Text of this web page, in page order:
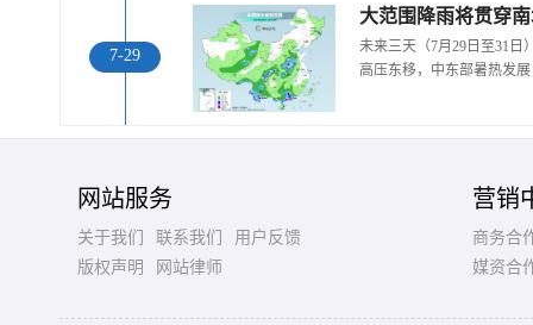
7-29
大范围降雨将贯穿
未来三天（7月29日至31日
高压东移，中东部暑热发
网站服务
关于我们 联系我们
用户反馈
版权声明
网站律师
营销
商务合
媒资合